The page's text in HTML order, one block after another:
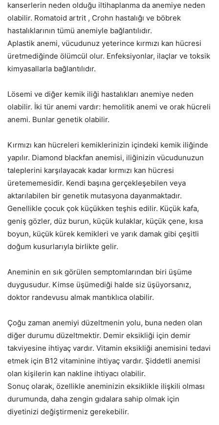
kanserlerin neden olduğu iltihaplanma da anemiye neden
olabilir. Romatoid artrit , Crohn hastalığı ve böbrek
hastalıklarının tümü anemiyle bağlantılıdır.
Aplastik anemi, vücudunuz yeterince kırmızı kan hücresi
üretmediğinde ölümcül olur. Enfeksiyonlar, ilaçlar ve toksik
kimyasallarla bağlantılıdır.
Lösemi ve diğer kemik iliği hastalıkları anemiye neden
olabilir. İki tür anemi vardır: hemolitik anemi ve orak hücreli
anemi. Bunlar genetik olabilir.
Kırmızı kan hücreleri kemiklerinizin içindeki kemik iliğinde
yapılır. Diamond blackfan anemisi, iliğinizin vücudunuzun
taleplerini karşılayacak kadar kırmızı kan hücresi
üretememesidir. Kendi başına gerçekleşebilen veya
aktarılabilen bir genetik mutasyona dayanmaktadır.
Genellikle çocuk çok küçükken teşhis edilir. Küçük kafa,
geniş gözler, düz burun, küçük kulaklar, küçük çene, kısa
boyun, küçük kürek kemikleri ve yarık damak gibi çeşitli
doğum kusurlarıyla birlikte gelir.
Aneminin en sık görülen semptomlarından biri üşüme
duygusudur. Kimse üşümediği halde siz üşüyorsanız,
doktor randevusu almak mantıklıca olabilir.
Çoğu zaman anemiyi düzeltmenin yolu, buna neden olan
diğer durumu düzeltmektir. Demir eksikliği için demir
takviyesine ihtiyaç vardır. Vitamin eksikliği anemisini tedavi
etmek için B12 vitaminine ihtiyaç vardır. Şiddetli anemisi
olan kişilerin kan nakline ihtiyacı olabilir.
Sonuç olarak, özellikle aneminizin eksiklikle ilişkili olması
durumunda, daha zengin gıdalara sahip olmak için
diyetinizi değiştirmeniz gerekebilir.